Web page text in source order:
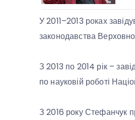
У 2011–2013 роках
законодавства
З 2013 по 2014 рік –
по науковій роботі
З 2016 року Стефанчук